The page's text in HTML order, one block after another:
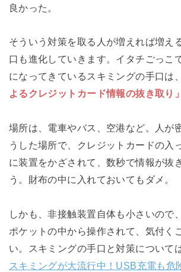
良かった。
そういう対策を取る人が増えれば増え
口も進化していきます。イタチごっこ
になってきているスキミングの手口は、
よるクレジットカード情報の抜き取り」
場所は、電車やバス、空港など。人が
うした場所で、クレジットカードの入
に装置をかざされて、数秒で情報が抜
う。財布の中に入れておいてもダメ。
しかも、非接触装置自体も小さいので
ポケットの中から操作されて、気付く
い。スキミングの手口と対策について
スキミングが大流行中！USB充電も危